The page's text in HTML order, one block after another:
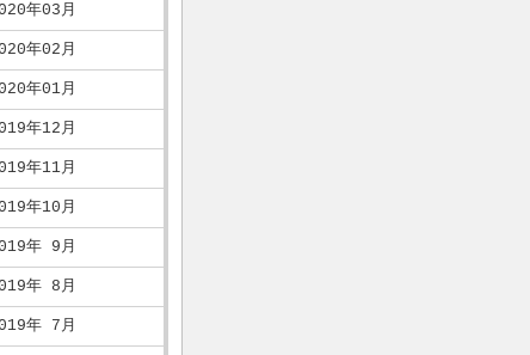
年03月
年02月
年01月
年12月
年11月
年10月
年 9月
年 8月
年 7月